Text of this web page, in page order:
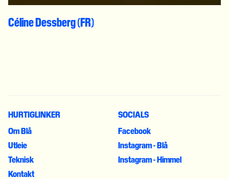
Céline Dessberg (FR)
HURTIGLINKER
Om Blå
Utleie
Teknisk
Kontakt
SOCIALS
Facebook
Instagram - Blå
Instagram - Himmel